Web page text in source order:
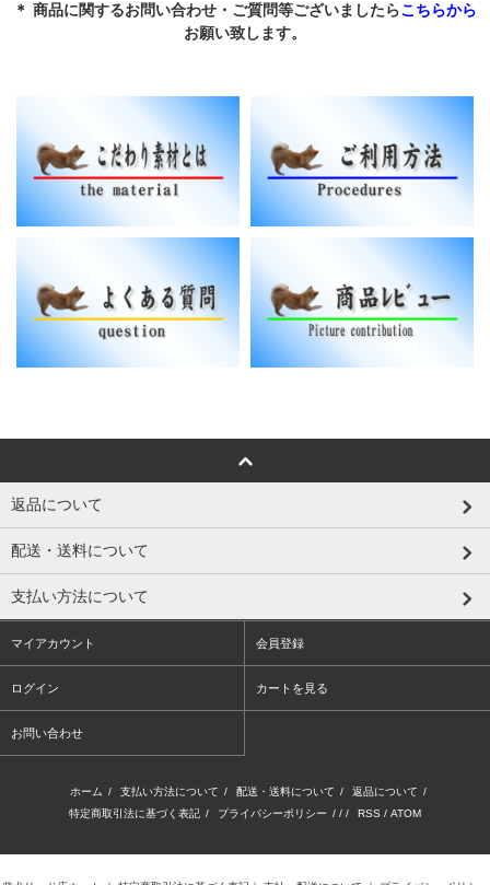
＊ 商品に関するお問い合わせ・ご質問等ございましたらこちらから
お願い致します。
返品について
配送・送料について
支払い方法について
マイアカウント 会員登録
ログイン カートを見る
お問い合わせ
ホーム / 支払い方法について / 配送・送料について / 返品について /
特定商取引法に基づく表記 / プライバシーポリシー / / / RSS / ATOM